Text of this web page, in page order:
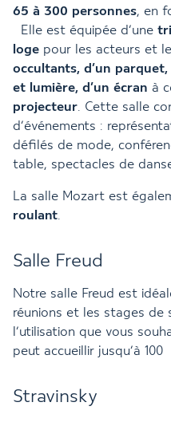
65 à 300 personnes, en
Elle est équipée d’une
loge pour les acteurs et
occultants, d’un
et lumière, d’un écran à
projecteur. Cette salle
d’événements :
défilés de mode,
table, spectacles de
La salle Mozart est
roulant.
Salle Freud
Notre salle Freud est
réunions et les stages de
l’utilisation que vous
peut accueillir jusqu’à
Stravinsky